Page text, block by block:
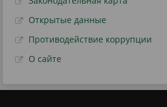
Открытые данные
Противодействие коррупции
О сайте